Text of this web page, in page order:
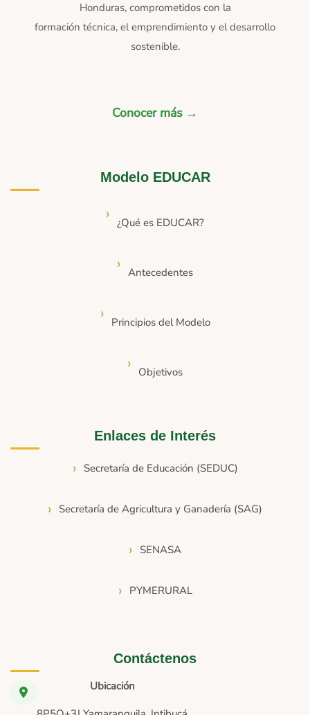
Honduras, comprometidos con la
formación técnica, el emprendimiento y el desarrollo
sostenible.
Conocer más →
Modelo EDUCAR
¿Qué es EDUCAR?
Antecedentes
Principios del Modelo
Objetivos
Enlaces de Interés
Secretaría de Educación (SEDUC)
Secretaría de Agricultura y Ganadería (SAG)
SENASA
PYMERURAL
Contáctenos
Ubicación